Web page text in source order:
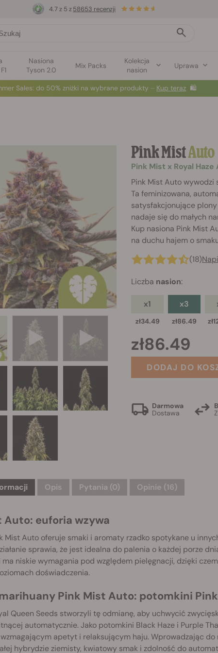
Nasiona
Tyson 2.0
Mix Packs
Kolekcja
nasion
Uprawa
4.7 z 5 z58653 recenzji
Sales: do 50% zniżki na wybrane produkty ⏤ Kup teraz 🛍️
Pink MistAuto
Pink Mist x Royal Haze
Pink Mist Auto wywodzi
Ta feminizowana,
satysfakcjonujące
nadaje się do małych
Kup nasiona Pink Mist
na duchu hajem o
(18)
Liczba nasion:
x1
zł34.49
x3
zł86.49
zł86.49
DODAJ DO
Darmowa
Dostawa
Opis Pytania (0) Opinie (16)
Auto: euforia wzywa
Mist Auto oferuje smaki i aromaty rzadko spotykane u
sprawia, że jest idealna do palenia o każdej porze
niskie wymagania pod względem pielęgnacji, dzięki
doświadczenia.
Pink Mist Auto: potomkini
Queen Seeds stworzyli tę odmianę, aby uchwycić
automatycznie. Jako potomkini Black Haze i Purple
apetyt i relaksującym haju. Wprowadzając do
hybrydzie ziemisty, kwiatowy smak i zdolność do